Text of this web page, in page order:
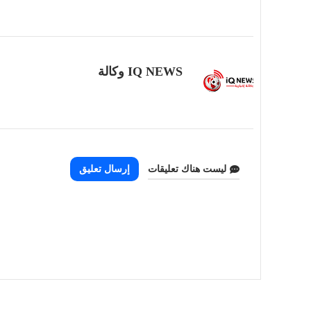
IQ NEWS وكالة
ليست هناك تعليقات إرسال تعليق